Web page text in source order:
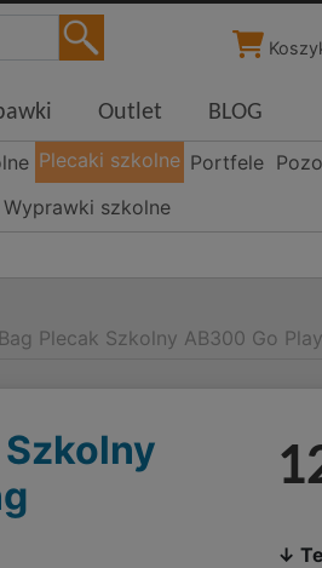
Outlet BLOG
Plecaki szkolne Portfele
Wyprawki szkolne
Plecak Szkolny AB300 Go
↓